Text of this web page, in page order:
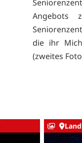
Angebots
die ihr
(zweites